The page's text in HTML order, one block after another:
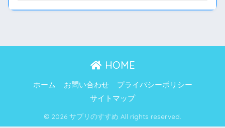
HOME
ホーム お問い合わせ
プライバシーポリシー
サイトマップ
© 2026 サプリのすすめ All rights reserved.